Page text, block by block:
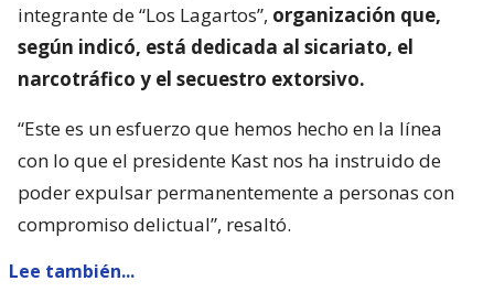
integrante de “Los Lagartos”, organización que,
según indicó, está dedicada al sicariato, el
narcotráfico y el secuestro extorsivo.
“Este es un esfuerzo que hemos hecho en la línea
con lo que el presidente Kast nos ha instruido de
poder expulsar permanentemente a personas con
compromiso delictual”, resaltó.
Lee también...